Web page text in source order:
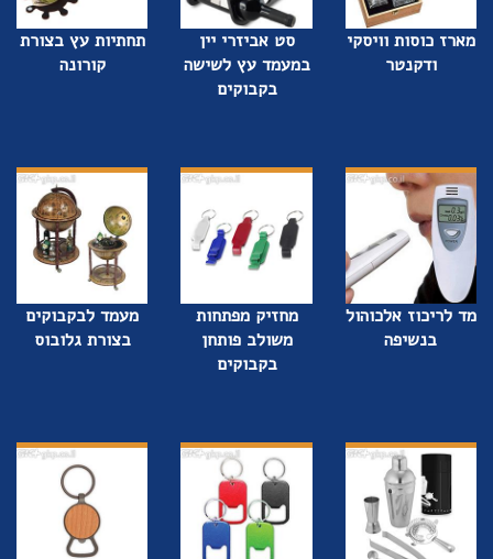
מארז כוסות וויסקי
ודקנטר
סט אביזרי יין
במעמד עץ לשישה
בקבוקים
תחתיות עץ בצורת
קורונה
מד לריכוז אלכוהול
בנשיפה
מחזיק מפתחות
משולב פותחן
בקבוקים
מעמד לבקבוקים
בצורת גלובוס